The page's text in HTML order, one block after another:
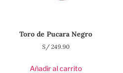
Toro de Pucara Negro
S/249.90
Añadir al carrito